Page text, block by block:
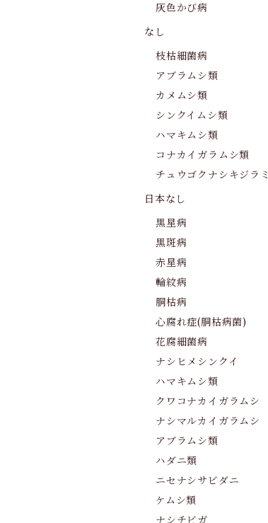
灰色かび病
なし
枝枯細菌病
アブラムシ類
カメムシ類
シンクイムシ類
ハマキムシ類
コナカイガラムシ類
チュウゴクナシキジラミ
日本なし
黒星病
黒斑病
赤星病
輪紋病
胴枯病
心腐れ症(胴枯病菌)
花腐細菌病
ナシヒメシンクイ
ハマキムシ類
クワコナカイガラムシ
ナシマルカイガラムシ
アブラムシ類
ハダニ類
ニセナシサビダニ
ケムシ類
ナシチビガ